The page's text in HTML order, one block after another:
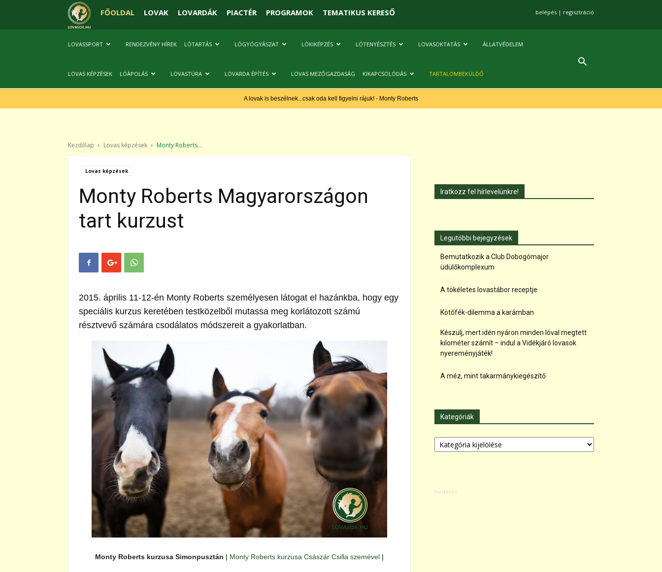
FŐOLDAL LOVAK LOVARDÁK PIACTÉR PROGRAMOK TEMATIKUS KERESŐ belépés | regisztráció
LOVASSPORT RENDEZVÉNY HÍREK LÓTARTÁS LÓGYÓGYÁSZAT LÓKIKÉPZÉS LÓTENYÉSZTÉS LOVASOKTATÁS ÁLLATVÉDELEM
LOVAS KÉPZÉSEK LÓÁPOLÁS LOVASTÚRA LOVARDA ÉPÍTÉS LOVAS MEZŐGAZDASÁG KIKAPCSOLÓDÁS TARTALOMBEKÜLDŐ
A lovak is beszélnek...csak oda kell figyelni rájuk! - Monty Roberts
Kezdőlap Lovas képzések Monty Roberts...
Lovas képzések
Monty Roberts Magyarországon
tart kurzust
2015. április 11-12-én Monty Roberts személyesen látogat el hazánkba, hogy egy
speciális kurzus keretében testközelből mutassa meg korlátozott számú
résztvevő számára csodálatos módszereit a gyakorlatban.
Monty Roberts kurzusa Simonpusztán | Monty Roberts kurzusa Császár Csilla szemével |
Iratkozz fel hírlevelünkre!
Legutóbbi bejegyzések
Bemutatkozik a Club Dobogómajor
üdülőkomplexum
A tökéletes lovastábor receptje
Kötőfék-dilemma a karámban
Készülj, mert idén nyáron minden lóval megtett
kilométer számít – indul a Vidékjáró lovasok
nyereményjáték!
A méz, mint takarmánykiegészítő
Kategóriák
Kategóriák